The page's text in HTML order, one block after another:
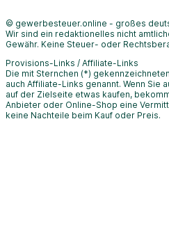
© gewerbesteuer.online - großes
Wir sind ein redaktionelles nicht
Gewähr. Keine Steuer- oder
Provisions-Links / Affiliate-Links
Die mit Sternchen (*)
auch Affiliate-Links genannt. Wenn Sie
auf der Zielseite etwas kaufen,
Anbieter oder Online-Shop eine
keine Nachteile beim Kauf oder Preis.